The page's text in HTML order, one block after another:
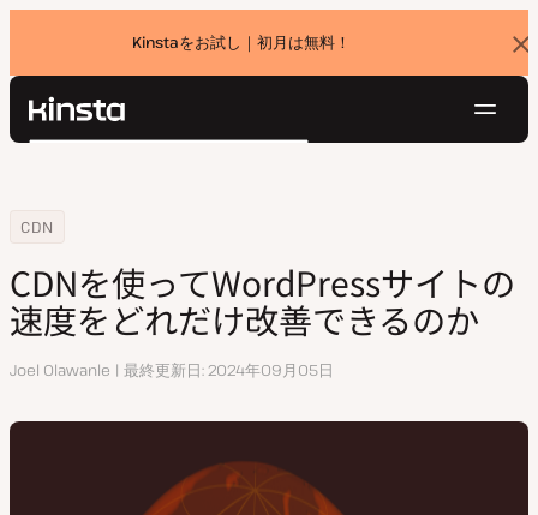
Kinstaをお試し｜初月は無料！
バ
ナ
Kinsta®
ョ
お問い合わせ
検
Home
リソースセンター
CDN
CDNを使ってWordPressサイトの速度をどれだけ改善できるのか
CDNを使ってWordPressサイトの
速度をどれだけ改善できるのか
執
Joel Olawanle 最終更新日 2024年09月05日